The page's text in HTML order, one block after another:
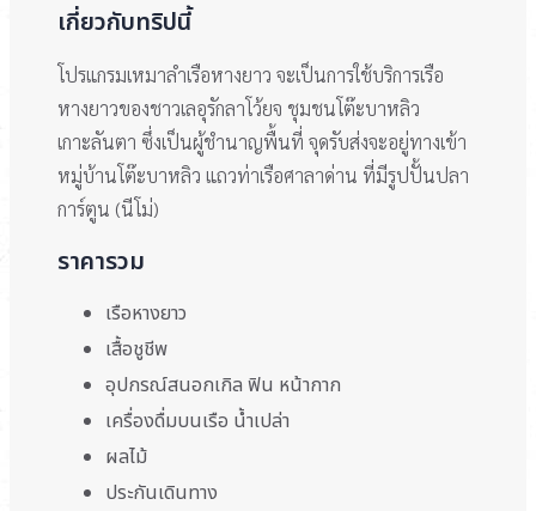
เกี่ยวกับทริปนี้
โปรแกรมเหมาลำเรือหางยาว จะเป็นการใช้บริการเรือ
หางยาวของชาวเลอุรักลาโว้ยจ ชุมชนโต๊ะบาหลิว
เกาะลันตา ซึ่งเป็นผู้ชำนาญพื้นที่ จุดรับส่งจะอยู่ทางเข้า
หมู่บ้านโต๊ะบาหลิว แถวท่าเรือศาลาด่าน ที่มีรูปปั้นปลา
การ์ตูน (นีโม่)
ราคารวม
เรือหางยาว
เสื้อชูชีพ
อุปกรณ์สนอกเกิล ฟิน หน้ากาก
เครื่องดื่มบนเรือ น้ำเปล่า
ผลไม้
ประกันเดินทาง